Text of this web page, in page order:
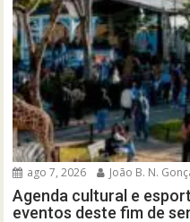
ago 7, 2026 João B. N.
Agenda cultural e
eventos deste fim de